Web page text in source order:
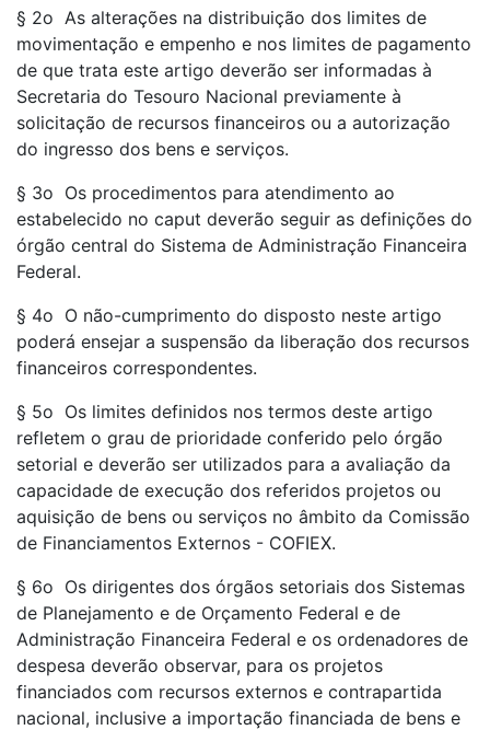
§ 2o As alterações na distribuição dos limites de
movimentação e empenho e nos limites de pagamento
de que trata este artigo deverão ser informadas à
Secretaria do Tesouro Nacional previamente à
solicitação de recursos financeiros ou a autorização
do ingresso dos bens e serviços.
§ 3o Os procedimentos para atendimento ao
estabelecido no caput deverão seguir as definições do
órgão central do Sistema de Administração Financeira
Federal.
§ 4o O não-cumprimento do disposto neste artigo
poderá ensejar a suspensão da liberação dos recursos
financeiros correspondentes.
§ 5o Os limites definidos nos termos deste artigo
refletem o grau de prioridade conferido pelo órgão
setorial e deverão ser utilizados para a avaliação da
capacidade de execução dos referidos projetos ou
aquisição de bens ou serviços no âmbito da Comissão
de Financiamentos Externos - COFIEX.
§ 6o Os dirigentes dos órgãos setoriais dos Sistemas
de Planejamento e de Orçamento Federal e de
Administração Financeira Federal e os ordenadores de
despesa deverão observar, para os projetos
financiados com recursos externos e contrapartida
nacional, inclusive a importação financiada de bens e